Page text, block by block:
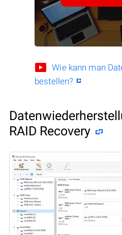
Wie kann man
bestellen?
RAID Recovery